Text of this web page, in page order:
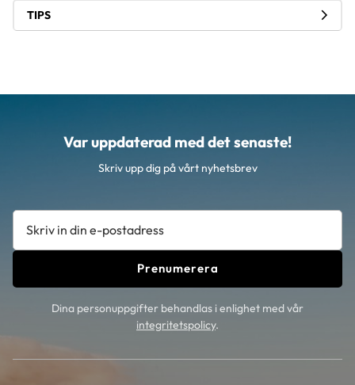
TIPS
Var uppdaterad med det senaste!
Skriv upp dig på vårt nyhetsbrev
Prenumerera
Dina personuppgifter behandlas i enlighet med vår
integritetspolicy.